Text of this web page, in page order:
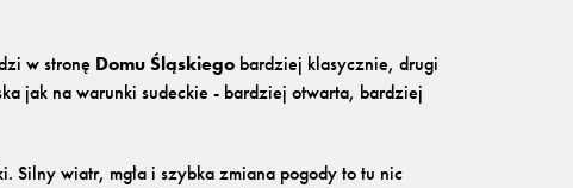
w stronę Domu Śląskiego bardziej klasycznie, drugi
jak na warunki sudeckie - bardziej otwarta, bardziej
wiatr, mgła i szybka zmiana pogody to tu nic